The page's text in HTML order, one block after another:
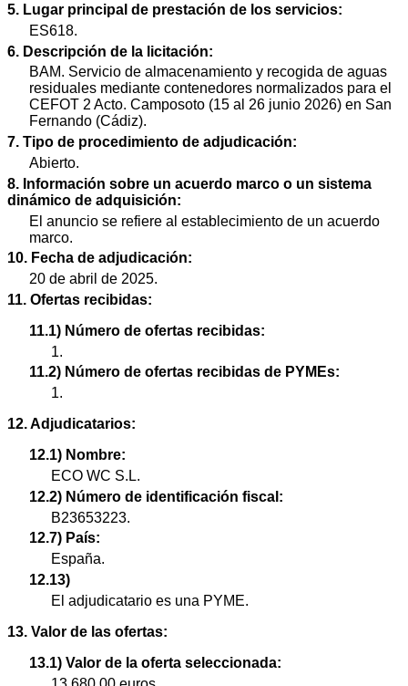
5. Lugar principal de prestación de los servicios:
ES618.
6. Descripción de la licitación:
BAM. Servicio de almacenamiento y recogida de aguas
residuales mediante contenedores normalizados para el
CEFOT 2 Acto. Camposoto (15 al 26 junio 2026) en San
Fernando (Cádiz).
7. Tipo de procedimiento de adjudicación:
Abierto.
8. Información sobre un acuerdo marco o un sistema
dinámico de adquisición:
El anuncio se refiere al establecimiento de un acuerdo
marco.
10. Fecha de adjudicación:
20 de abril de 2025.
11. Ofertas recibidas:
11.1) Número de ofertas recibidas:
1.
11.2) Número de ofertas recibidas de PYMEs:
1.
12. Adjudicatarios:
12.1) Nombre:
ECO WC S.L.
12.2) Número de identificación fiscal:
B23653223.
12.7) País:
España.
12.13)
El adjudicatario es una PYME.
13. Valor de las ofertas:
13.1) Valor de la oferta seleccionada: